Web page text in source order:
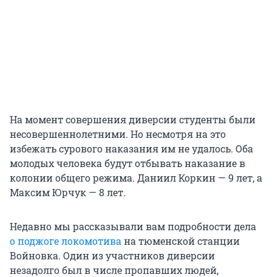
На момент совершения диверсии студенты были
несовершеннолетними. Но несмотря на это
избежать сурового наказания им не удалось. Оба
молодых человека будут отбывать наказание в
колонии общего режима. Даниил Коркин — 9 лет, а
Максим Юрчук — 8 лет.
Недавно мы рассказывали вам подробности дела
о поджоге локомотива на тюменской станции
Войновка. Один из участников диверсии
незадолго был в числе пропавших людей,